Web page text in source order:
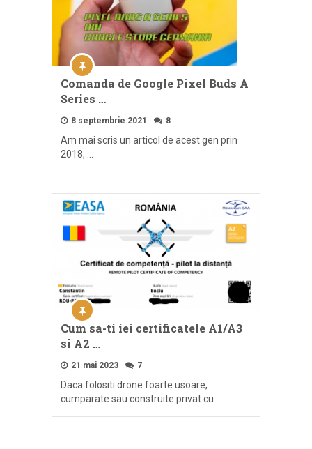
Comanda de Google Pixel Buds A
Series …
8 septembrie 2021 8
Am mai scris un articol de acest gen prin
2018, …
Cum sa-ti iei certificatele A1/A3
si A2 …
21 mai 2023 7
Daca folositi drone foarte usoare,
cumparate sau construite privat cu …